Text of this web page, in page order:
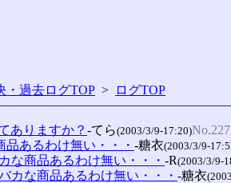
・過去ログTOP > ログTOP
ありますか？ -てら(2003/3/9-17:20)
品あるわけ無い・・・ -糖衣(2003/3/9-
な商品あるわけ無い・・・ -R(2003/3/9-
カな商品あるわけ無い・・・ -糖衣